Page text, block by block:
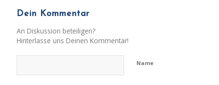
Dein Kommentar
An Diskussion beteiligen?
Hinterlasse uns Deinen Kommentar!
Name